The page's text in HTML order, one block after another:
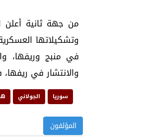
في منبج وريفها،
والانتشار في
سوريا الجولاني
المؤلفون